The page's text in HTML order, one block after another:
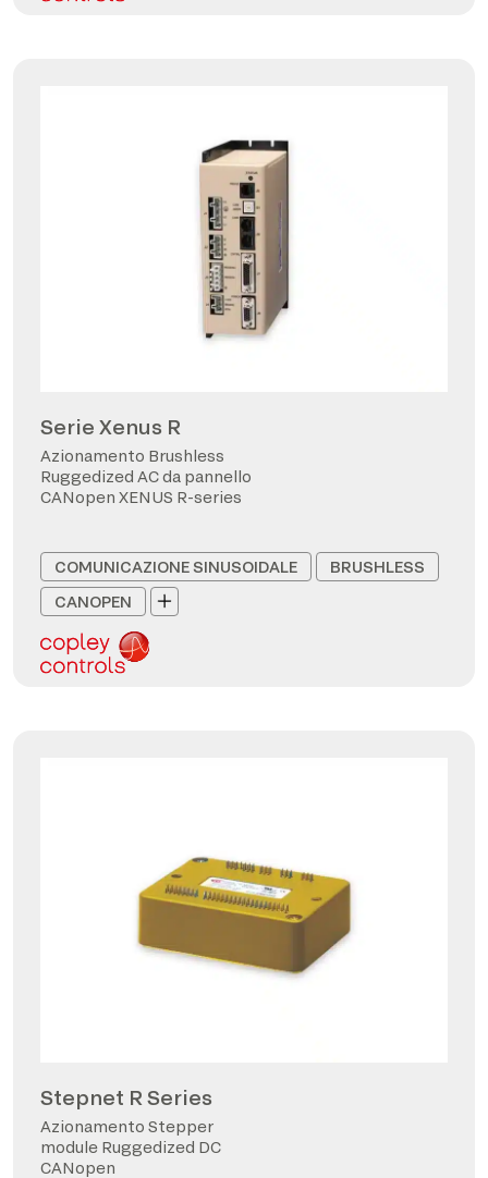
Serie Xenus R
Azionamento Brushless
Ruggedized AC da pannello
CANopen XENUS R-series
COMUNICAZIONE SINUSOIDALE
BRUSHLESS
CANOPEN
Stepnet R Series
Azionamento Stepper
module Ruggedized DC
CANopen